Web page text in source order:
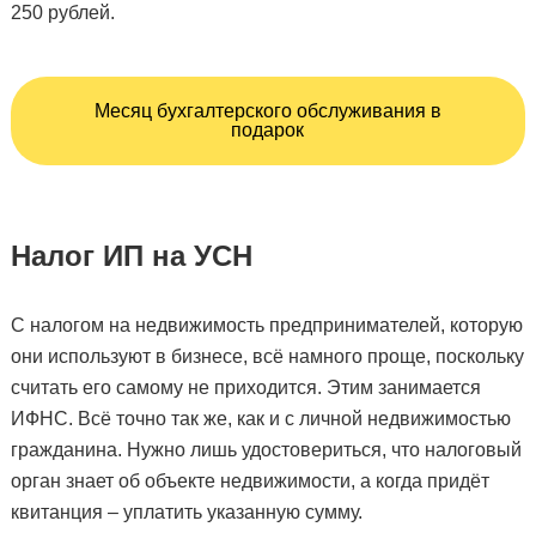
250 рублей.
Месяц бухгалтерского обслуживания в
подарок
Налог ИП на УСН
С налогом на недвижимость предпринимателей, которую
они используют в бизнесе, всё намного проще, поскольку
считать его самому не приходится. Этим занимается
ИФНС. Всё точно так же, как и с личной недвижимостью
гражданина. Нужно лишь удостовериться, что налоговый
орган знает об объекте недвижимости, а когда придёт
квитанция – уплатить указанную сумму.